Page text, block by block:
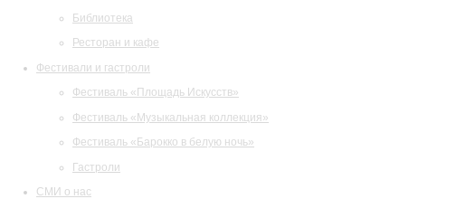
Библиотека
Ресторан и кафе
Фестивали и гастроли
Фестиваль «Площадь Искусств»
Фестиваль «Музыкальная коллекция»
Фестиваль «Барокко в белую ночь»
Гастроли
СМИ о нас